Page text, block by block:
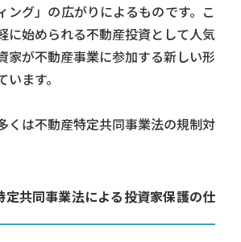
ング」の広がりによるものです。こ
に始められる不動産投資として人気
家が不動産事業に参加する新しい形
ます。
くは不動産特定共同事業法の規制対
定共同事業法による投資家保護の仕